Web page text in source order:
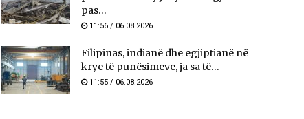
pas...
11:56 / 06.08.2026
Filipinas, indianë dhe egjiptianë në
krye të punësimeve, ja sa të...
11:55 / 06.08.2026